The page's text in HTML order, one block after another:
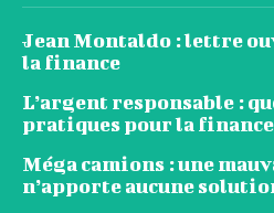
Jean Montaldo : lettre
la finance
L’argent responsable :
pratiques pour la finance
Méga camions : une
n’apporte aucune